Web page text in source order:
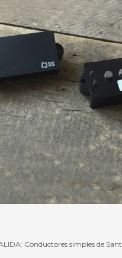
Conductores simples de